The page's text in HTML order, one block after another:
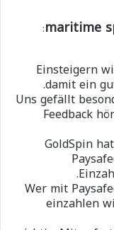
maritime
:
Einsteigern
damit ein
Uns gefällt
Feedback
GoldSpin
Wer mit
einzahlen